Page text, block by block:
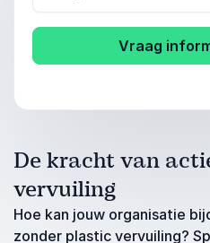
Vraag
De kracht van
vervuiling
Hoe kan jouw organisatie
zonder plastic vervuiling?